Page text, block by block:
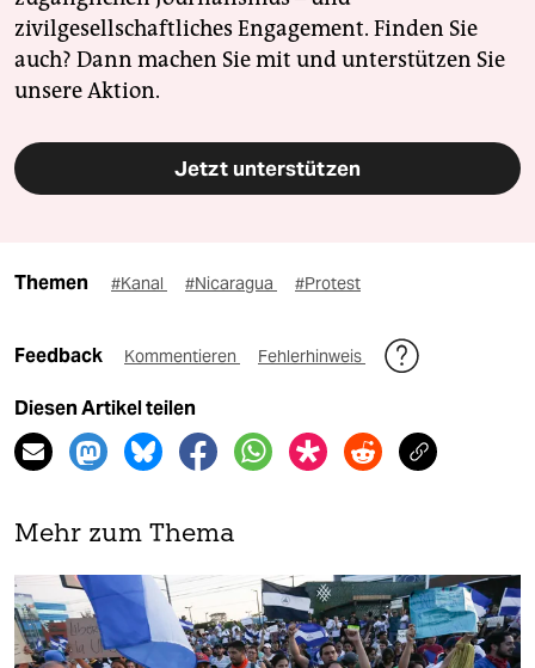
zivilgesellschaftliches Engagement. Finden Sie
auch? Dann machen Sie mit und unterstützen Sie
unsere Aktion.
Jetzt unterstützen
Themen #Kanal #Nicaragua #Protest
Feedback Kommentieren Fehlerhinweis
Diesen Artikel teilen
Mehr zum Thema